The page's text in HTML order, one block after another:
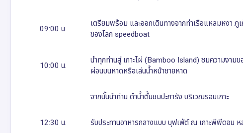
09:00 น.
เตรียมพร้อม และออกเดินทางจากท่าเรือแหลมหงา ภู
ของโลก speedboat
10:00 น.
นำทุกท่านสู่ เกาะไผ่ (Bamboo Island) ชมความงาม
ผ่อนบนหาดหรือเล่นน้ำหน้าชายหาด
จากนั้นนำท่าน ดำน้ำตื้นชมปะการัง บริเวณรอบเกาะ
12:30 น. รับประทานอาหารกลางแบบ บุฟเฟ่ต์ ณ เกาะพีพีดอน